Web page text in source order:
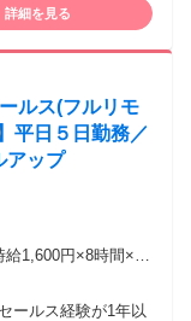
詳細を見る
ルス(フルリモ
平日５日勤務／
アップ